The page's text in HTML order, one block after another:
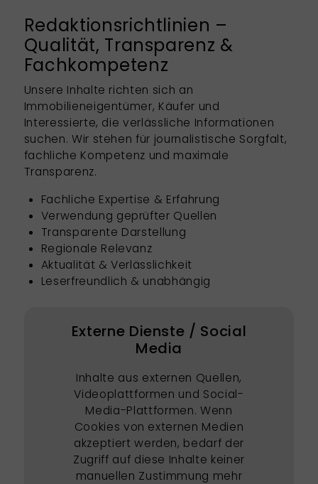
Redaktionsrichtlinien –
Qualität, Transparenz &
Fachkompetenz
Unsere Inhalte richten sich an
Immobilieneigentümer, Käufer und
Interessierte, die verlässliche Informationen
suchen. Wir stehen für journalistische Sorgfalt,
fachliche Kompetenz und maximale
Transparenz.
Fachliche Expertise & Erfahrung
Verwendung geprüfter Quellen
Transparente Darstellung
Regionale Relevanz
Aktualität & Verlässlichkeit
Leserfreundlich & unabhängig
Externe Dienste / Social
Media
Inhalte aus externen Quellen,
Videoplattformen und Social-
Media-Plattformen. Wenn
Cookies von externen Medien
akzeptiert werden, bedarf der
Zugriff auf diese Inhalte keiner
manuellen Zustimmung mehr